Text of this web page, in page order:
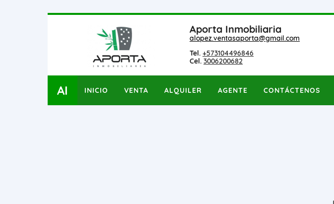
Aporta Inmobiliaria
alopez.ventasaporta@gmail.com
Tel. +573104496846
Cel. 3006200682
AI INICIO VENTA ALQUILER AGENTE CONTÁCTENOS